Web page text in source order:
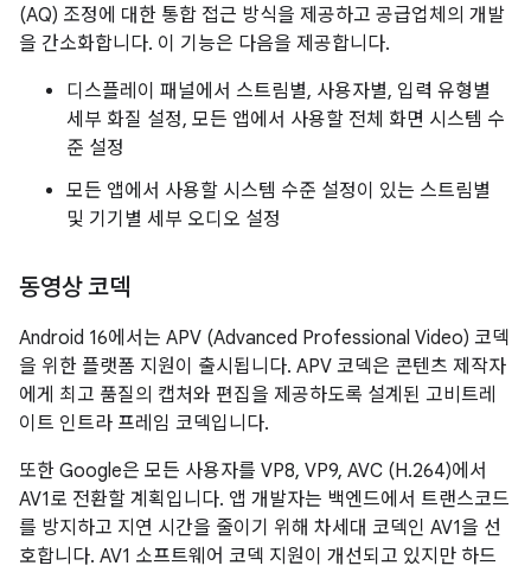
(AQ) 조정에 대한 통합 접근 방식을 제공하고 공급업체의 개발
을 간소화합니다. 이 기능은 다음을 제공합니다.
디스플레이 패널에서 스트림별, 사용자별, 입력 유형별
세부 화질 설정, 모든 앱에서 사용할 전체 화면 시스템 수
준 설정
모든 앱에서 사용할 시스템 수준 설정이 있는 스트림별
및 기기별 세부 오디오 설정
동영상 코덱
Android 16에서는 APV (Advanced Professional Video) 코덱
을 위한 플랫폼 지원이 출시됩니다. APV 코덱은 콘텐츠 제작자
에게 최고 품질의 캡처와 편집을 제공하도록 설계된 고비트레
이트 인트라 프레임 코덱입니다.
또한 Google은 모든 사용자를 VP8, VP9, AVC (H.264)에서
AV1로 전환할 계획입니다. 앱 개발자는 백엔드에서 트랜스코드
를 방지하고 지연 시간을 줄이기 위해 차세대 코덱인 AV1을 선
호합니다. AV1 소프트웨어 코덱 지원이 개선되고 있지만 하드